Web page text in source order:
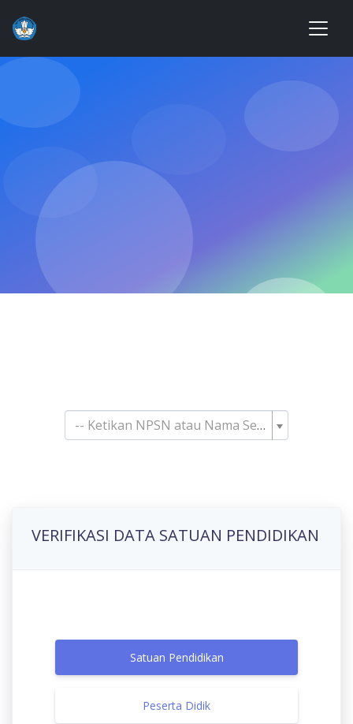
-- Ketikan NPSN atau Nama Sekolah--
VERIFIKASI DATA SATUAN PENDIDIKAN
Satuan Pendidikan
Peserta Didik